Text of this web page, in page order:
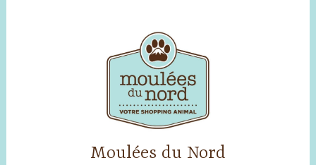
Moulées du Nord